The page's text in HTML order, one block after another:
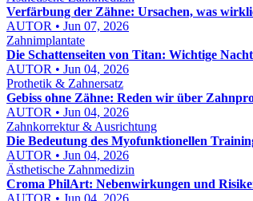
Verfärbung der Zähne: Ursachen, was
AUTOR • Jun 07, 2026
Zahnimplantate
Die Schattenseiten von Titan: Wichtige
AUTOR • Jun 04, 2026
Prothetik & Zahnersatz
Gebiss ohne Zähne: Reden wir über
AUTOR • Jun 04, 2026
Zahnkorrektur & Ausrichtung
Die Bedeutung des Myofunktionellen
AUTOR • Jun 04, 2026
Ästhetische Zahnmedizin
Croma PhilArt: Nebenwirkungen und
AUTOR • Jun 04, 2026